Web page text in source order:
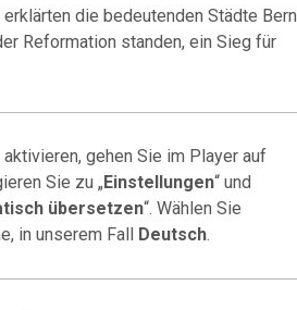
die bedeutenden Städte Bern
Reformation standen, ein Sieg für
gehen Sie im Player auf
Sie zu „Einstellungen“ und
übersetzen“. Wählen Sie
in unserem Fall Deutsch.